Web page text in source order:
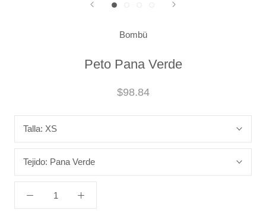
Bombü
Peto Pana Verde
$98.84
Talla: XS
Tejido: Pana Verde